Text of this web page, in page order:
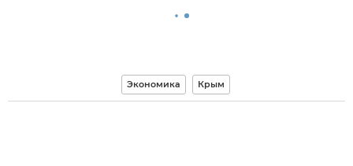
Экономика Крым